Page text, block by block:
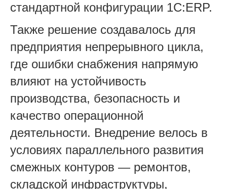
стандартной конфигурации 1С:ERP.
Также решение создавалось для
предприятия непрерывного цикла,
где ошибки снабжения напрямую
влияют на устойчивость
производства, безопасность и
качество операционной
деятельности. Внедрение велось в
условиях параллельного развития
смежных контуров — ремонтов,
складской инфраструктуры,